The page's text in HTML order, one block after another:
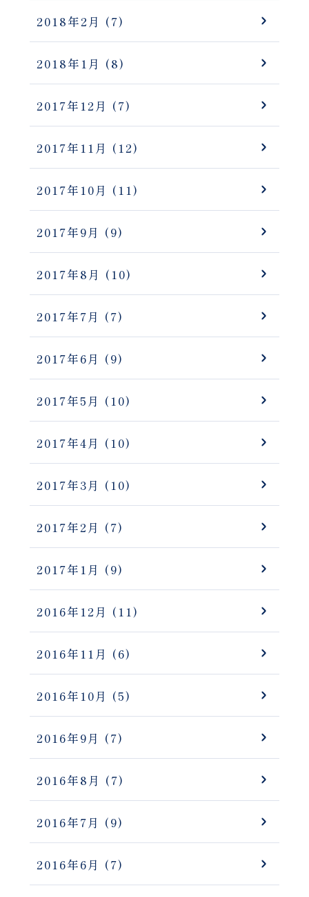
2018年2月 (7)
2018年1月 (8)
2017年12月 (7)
2017年11月 (12)
2017年10月 (11)
2017年9月 (9)
2017年8月 (10)
2017年7月 (7)
2017年6月 (9)
2017年5月 (10)
2017年4月 (10)
2017年3月 (10)
2017年2月 (7)
2017年1月 (9)
2016年12月 (11)
2016年11月 (6)
2016年10月 (5)
2016年9月 (7)
2016年8月 (7)
2016年7月 (9)
2016年6月 (7)